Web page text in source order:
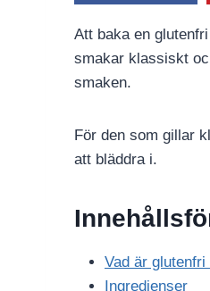
Att baka en
smakar klassiskt
smaken.
För den som gillar
att bläddra i.
Vad är
Ingredienser